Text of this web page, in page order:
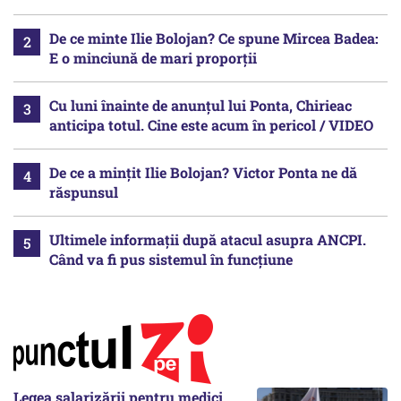
De ce minte Ilie Bolojan? Ce spune Mircea Badea:
E o minciună de mari proporții
Cu luni înainte de anunțul lui Ponta, Chirieac
anticipa totul. Cine este acum în pericol / VIDEO
De ce a mințit Ilie Bolojan? Victor Ponta ne dă
răspunsul
Ultimele informații după atacul asupra ANCPI.
Când va fi pus sistemul în funcțiune
Legea salarizării pentru medici,